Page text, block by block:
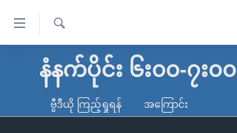
လွယ်ကူ
သည့်
မူလစာမျက်နှာ
ကမ္ဘာ့သတင်းများ
ရ
လာ
နံနက်ပိုင်း ၆း၀၀-၇း၀၀
ဗွီဒီယို ကြည့်ရှုရန် အကြောင်း